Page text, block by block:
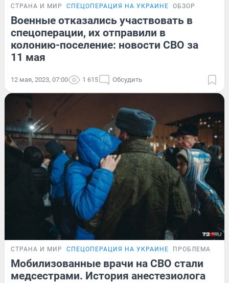
СТРАНА И МИР СПЕЦОПЕРАЦИЯ НА УКРАИНЕ ОБЗОР
Военные отказались участвовать в
спецоперации, их отправили в
колонию-поселение: новости СВО за
11 мая
12 мая, 2023, 07:00 1 615 Обсудить
СТРАНА И МИР СПЕЦОПЕРАЦИЯ НА УКРАИНЕ ПРОБЛЕМА
Мобилизованные врачи на СВО стали
медсестрами. История анестезиолога